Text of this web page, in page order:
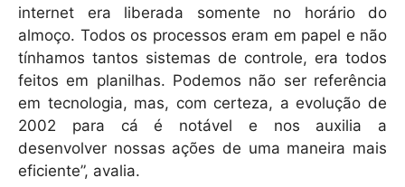
internet era liberada somente no horário do
almoço. Todos os processos eram em papel e não
tínhamos tantos sistemas de controle, era todos
feitos em planilhas. Podemos não ser referência
em tecnologia, mas, com certeza, a evolução de
2002 para cá é notável e nos auxilia a
desenvolver nossas ações de uma maneira mais
eficiente”, avalia.